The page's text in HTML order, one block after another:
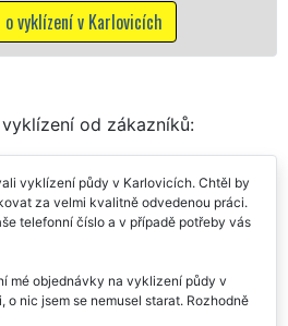
od zákazníků:
vyklízení půdy v Karlovicích. Chtěl by
za velmi kvalitně odvedenou práci.
telefonní číslo a v případě potřeby vás
mé objednávky na vyklizení půdy v
o nic jsem se nemusel starat. Rozhodně